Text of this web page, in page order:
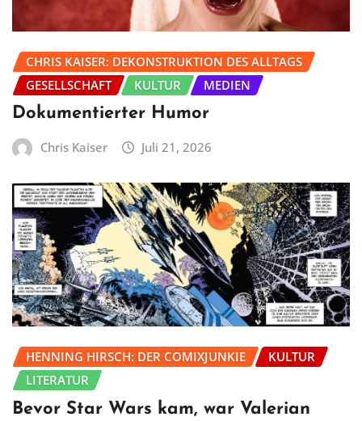
CHRIS KAISER: DEKONSTRUKTION DES ALLTAGS
GESELLSCHAFT
KULTUR MEDIEN
Dokumentierter Humor
Chris Kaiser Juli 21, 2026
HENNING HIRSCH: DER COMIXJUNKIE
KULTUR
LITERATUR
Bevor Star Wars kam, war Valerian